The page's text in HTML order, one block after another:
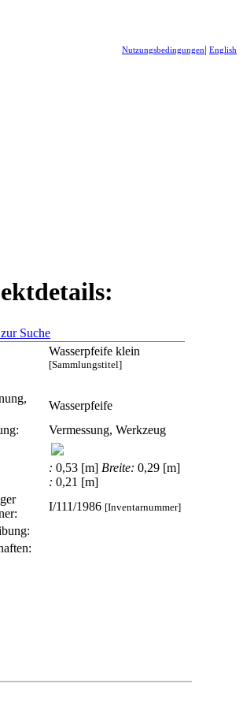
Nutzungsbedingungen| English
Suche
Wasserpfeife klein
[Sammlungstitel]
Wasserpfeife
Vermessung, Werkzeug
: 0,53 [m] Breite: 0,29 [m]
: 0,21 [m]
I/111/1986 [Inventarnummer]